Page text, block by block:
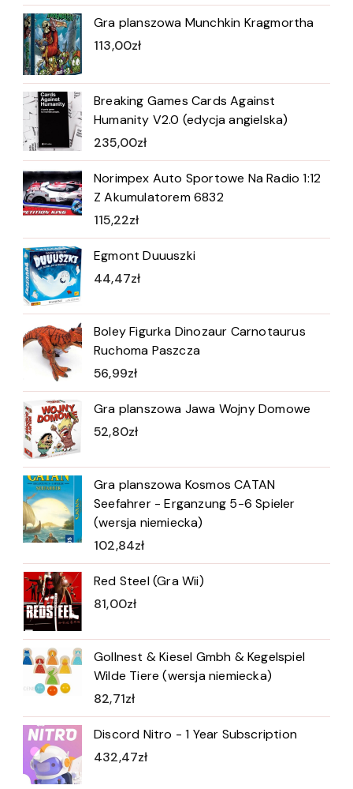
Gra planszowa Munchkin Kragmortha
113,00zł
Breaking Games Cards Against
Humanity V2.0 (edycja angielska)
235,00zł
Norimpex Auto Sportowe Na Radio 1:12
Z Akumulatorem 6832
115,22zł
Egmont Duuuszki
44,47zł
Boley Figurka Dinozaur Carnotaurus
Ruchoma Paszcza
56,99zł
Gra planszowa Jawa Wojny Domowe
52,80zł
Gra planszowa Kosmos CATAN
Seefahrer - Erganzung 5-6 Spieler
(wersja niemiecka)
102,84zł
Red Steel (Gra Wii)
81,00zł
Gollnest & Kiesel Gmbh & Kegelspiel
Wilde Tiere (wersja niemiecka)
82,71zł
Discord Nitro - 1 Year Subscription
432,47zł